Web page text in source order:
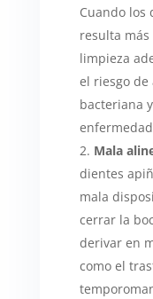
Cuando los
resulta
limpieza
el riesgo de
bacteriana
Mala
dientes
mala
cerrar la
derivar en
como el